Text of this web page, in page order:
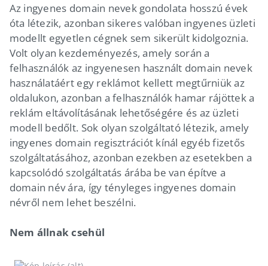
Az ingyenes domain nevek gondolata hosszú évek
óta létezik, azonban sikeres valóban ingyenes üzleti
modellt egyetlen cégnek sem sikerült kidolgoznia.
Volt olyan kezdeményezés, amely során a
felhasználók az ingyenesen használt domain nevek
használatáért egy reklámot kellett megtűrniük az
oldalukon, azonban a felhasználók hamar rájöttek a
reklám eltávolításának lehetőségére és az üzleti
modell bedőlt. Sok olyan szolgáltató létezik, amely
ingyenes domain regisztrációt kínál egyéb fizetős
szolgáltatásához, azonban ezekben az esetekben a
kapcsolódó szolgáltatás árába be van építve a
domain név ára, így tényleges ingyenes domain
névről nem lehet beszélni.
Nem állnak csehül